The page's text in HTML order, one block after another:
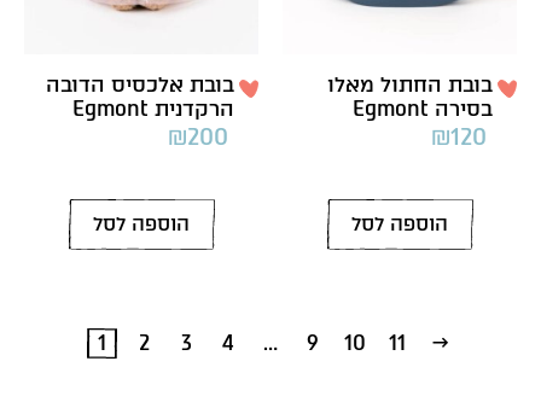
בובת החתול מאלו
בסירה Egmont
₪120
הוספה לסל
בובת אלכסיס הדובה
הרקדנית Egmont
₪200
הוספה לסל
1 2 3 4 … 9 10 11 ←